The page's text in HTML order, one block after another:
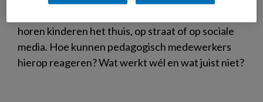
horen kinderen het thuis, op straat of op sociale
media. Hoe kunnen pedagogisch medewerkers
hierop reageren? Wat werkt wél en wat juist niet?